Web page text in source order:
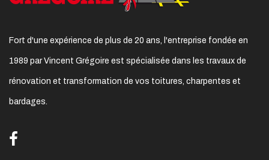
Fort d'une expérience de plus de 20 ans, l'entreprise fondée en
1989 par Vincent Grégoire est spécialisée dans les travaux de
rénovation et transformation de vos toitures, charpentes et
bardages.